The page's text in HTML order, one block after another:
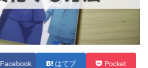
Facebook はてブ Pocket